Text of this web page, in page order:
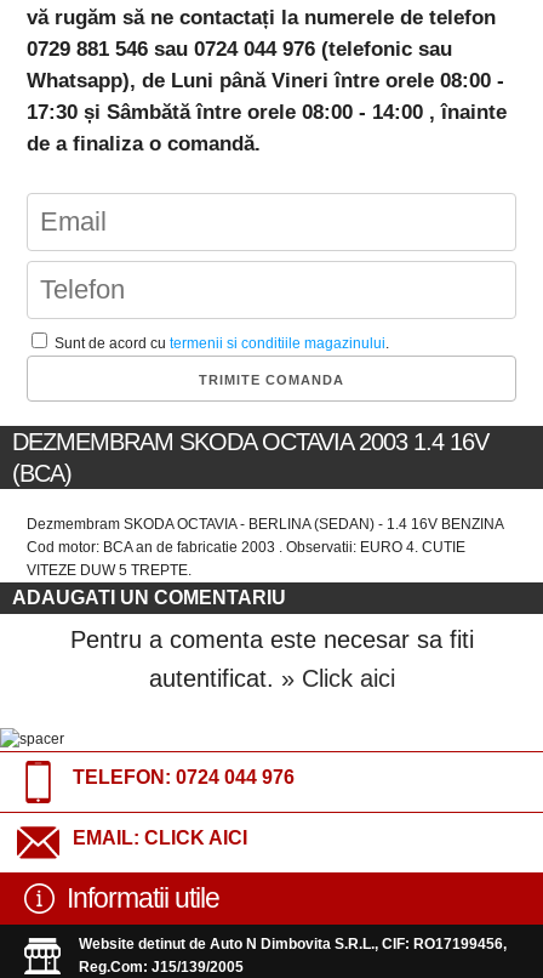
vă rugăm să ne contactați la numerele de telefon
0729 881 546 sau 0724 044 976 (telefonic sau
Whatsapp), de Luni până Vineri între orele 08:00 -
17:30 și Sâmbătă între orele 08:00 - 14:00 , înainte
de a finaliza o comandă.
Sunt de acord cutermenii si conditiile magazinului.
DEZMEMBRAM SKODA OCTAVIA 2003 1.4 16V
(BCA)
Dezmembram SKODA OCTAVIA - BERLINA (SEDAN) - 1.4 16V BENZINA
Cod motor: BCA an de fabricatie 2003 . Observatii: EURO 4. CUTIE
VITEZE DUW 5 TREPTE.
ADAUGATI UN COMENTARIU
Pentru a comenta este necesar sa fiti
autentificat. » Click aici
TELEFON: 0724 044 976
EMAIL: CLICK AICI
Informatii utile
Website detinut de Auto N Dimbovita S.R.L., CIF: RO17199456,
Reg.Com: J15/139/2005